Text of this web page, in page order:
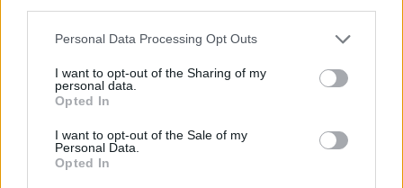
Personal Data Processing Opt Outs
I want to opt-out of the Sharing of my
personal data.
Opted In
I want to opt-out of the Sale of my
Personal Data.
Opted In
Twitter
CONTATTACI
Tel. 339.4501161 ANCHE SU WHATSAPP